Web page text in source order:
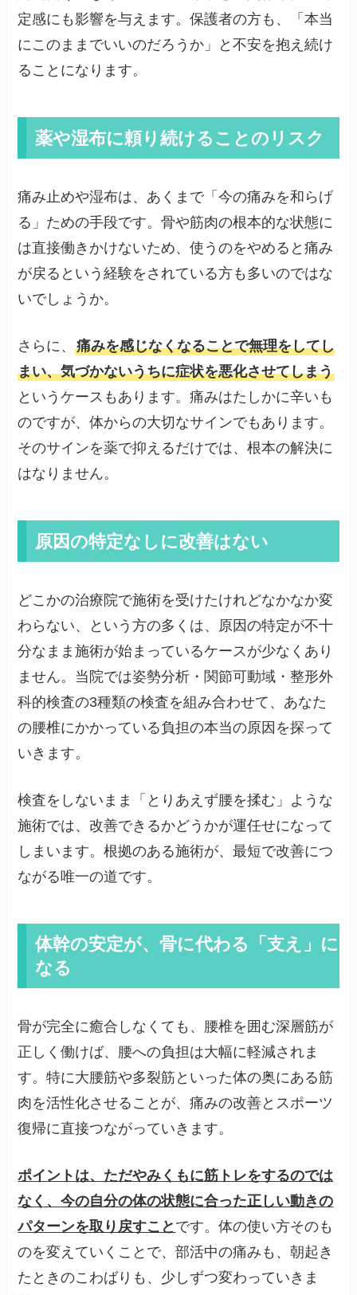
定感にも影響を与えます。保護者の方も、「本当
にこのままでいいのだろうか」と不安を抱え続け
ることになります。
薬や湿布に頼り続けることのリスク
痛み止めや湿布は、あくまで「今の痛みを和らげ
る」ための手段です。骨や筋肉の根本的な状態に
は直接働きかけないため、使うのをやめると痛み
が戻るという経験をされている方も多いのではな
いでしょうか。
さらに、痛みを感じなくなることで無理をしてし
まい、気づかないうちに症状を悪化させてしまう
というケースもあります。痛みはたしかに辛いも
のですが、体からの大切なサインでもあります。
そのサインを薬で抑えるだけでは、根本の解決に
はなりません。
原因の特定なしに改善はない
どこかの治療院で施術を受けたけれどなかなか変
わらない、という方の多くは、原因の特定が不十
分なまま施術が始まっているケースが少なくあり
ません。当院では姿勢分析・関節可動域・整形外
科的検査の3種類の検査を組み合わせて、あなた
の腰椎にかかっている負担の本当の原因を探って
いきます。
検査をしないまま「とりあえず腰を揉む」ような
施術では、改善できるかどうかが運任せになって
しまいます。根拠のある施術が、最短で改善につ
ながる唯一の道です。
体幹の安定が、骨に代わる「支え」に
なる
骨が完全に癒合しなくても、腰椎を囲む深層筋が
正しく働けば、腰への負担は大幅に軽減されま
す。特に大腰筋や多裂筋といった体の奥にある筋
肉を活性化させることが、痛みの改善とスポーツ
復帰に直接つながっていきます。
ポイントは、ただやみくもに筋トレをするのでは
なく、今の自分の体の状態に合った正しい動きの
パターンを取り戻すこと です。体の使い方そのも
のを変えていくことで、部活中の痛みも、朝起き
たときのこわばりも、少しずつ変わっていきま